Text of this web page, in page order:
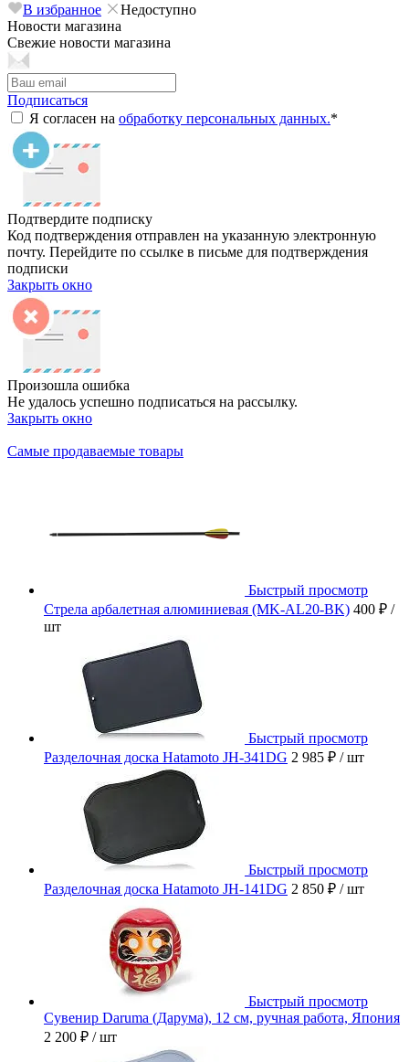
В избранное
Недоступно
Новости магазина
Свежие новости магазина
Подписаться
Я согласен на обработку персональных данных.*
Подтвердите подписку
Код подтверждения отправлен на указанную электронную
почту. Перейдите по ссылке в письме для подтверждения
подписки
Закрыть окно
Произошла ошибка
Не удалось успешно подписаться на рассылку.
Закрыть окно
Самые продаваемые товары
Быстрый просмотр
Стрела арбалетная алюминиевая (MK-AL20-BK) 400 ₽ /
шт
Быстрый просмотр
Разделочная доска Hatamoto JH-341DG 2 985 ₽ / шт
Быстрый просмотр
Разделочная доска Hatamoto JH-141DG 2 850 ₽ / шт
Быстрый просмотр
Сувенир Daruma (Дарума), 12 см, ручная работа, Япония
2 200 ₽ / шт